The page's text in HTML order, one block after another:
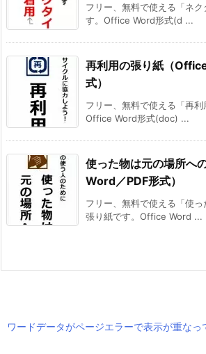
フリー、無料で使える「ネ
す。Office Word形式(d ...
再利用の張り紙（
式）
フリー、無料で使える「再利
Office Word形式(doc) ...
使った物は元の場所へ
Word／PDF形式）
フリー、無料で使える「使
張り紙です。Office Word ...
ワードデータがページエラーで表示が重なっ